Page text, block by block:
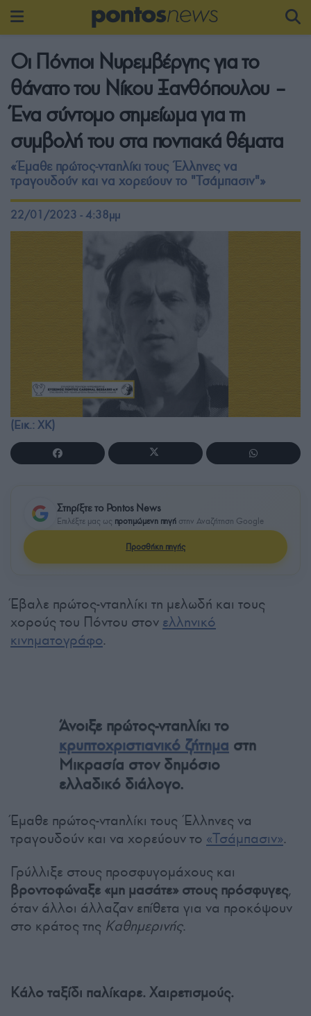
Οι Πόντιοι Νυρεμβέργης για το
θάνατο του Νίκου Ξανθόπουλου –
Ένα σύντομο σημείωμα για τη
συμβολή του στα ποντιακά θέματα
«Έμαθε πρώτος-νταηλίκι τους Έλληνες να
τραγουδούν και να χορεύουν το "Τσάμπασιν"»
22/01/2023 - 4:38μμ
(Εικ.: ΧΚ)
Στηρίξτε το Pontos News
Επιλέξτε μας ως προτιμώμενη πηγή στην Αναζήτηση Google
Προσθήκη πηγής
Έβαλε πρώτος-νταηλίκι τη μελωδή και τους
χορούς του Πόντου στον ελληνικό
κινηματογράφο.
Άνοιξε πρώτος-νταηλίκι το
κρυπτοχριστιανικό ζήτημα στη
Μικρασία στον δημόσιο
ελλαδικό διάλογο.
Έμαθε πρώτος-νταηλίκι τους Έλληνες να
τραγουδούν και να χορεύουν το «Τσάμπασιν».
Γρύλλιξε στους προσφυγομάχους και
βροντοφώναξε «μη μασάτε» στους πρόσφυγες,
όταν άλλοι άλλαζαν επίθετα για να προκόψουν
στο κράτος της Καθημερινής.
Κάλο ταξίδι παλίκαρε. Χαιρετισμούς.